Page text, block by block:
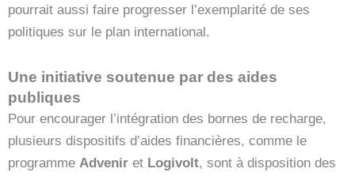
pourrait aussi faire progresser l’exemplarité de ses
politiques sur le plan international.
Une initiative soutenue par des aides
publiques
Pour encourager l’intégration des bornes de recharge,
plusieurs dispositifs d’aides financières, comme le
programme Advenir et Logivolt, sont à disposition des